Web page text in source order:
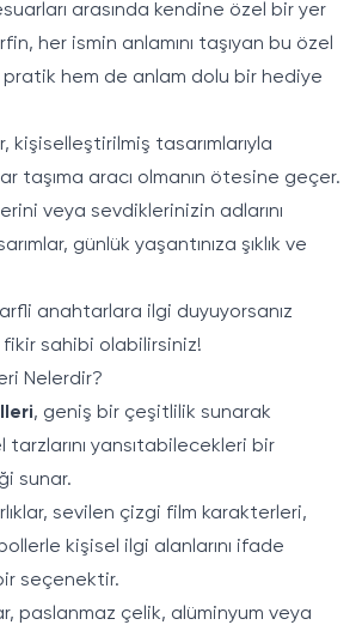
arasında kendine özel bir yer
her ismin anlamını taşıyan bu özel
pratik hem de anlam dolu bir hediye
kişiselleştirilmiş tasarımlarıyla
taşıma aracı olmanın ötesine geçer.
veya sevdiklerinizin adlarını
günlük yaşantınıza şıklık ve
anahtarlara ilgi duyuyorsanız
fikir sahibi olabilirsiniz!
Nelerdir?
, geniş bir çeşitlilik sunarak
tarzlarını yansıtabilecekleri bir
sunar.
sevilen çizgi film karakterleri,
kişisel ilgi alanlarını ifade
seçenektir.
paslanmaz çelik, alüminyum veya